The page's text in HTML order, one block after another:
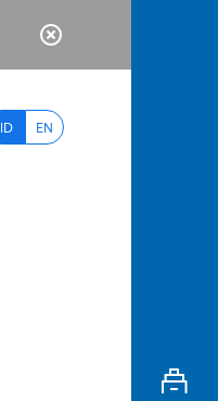
ID EN